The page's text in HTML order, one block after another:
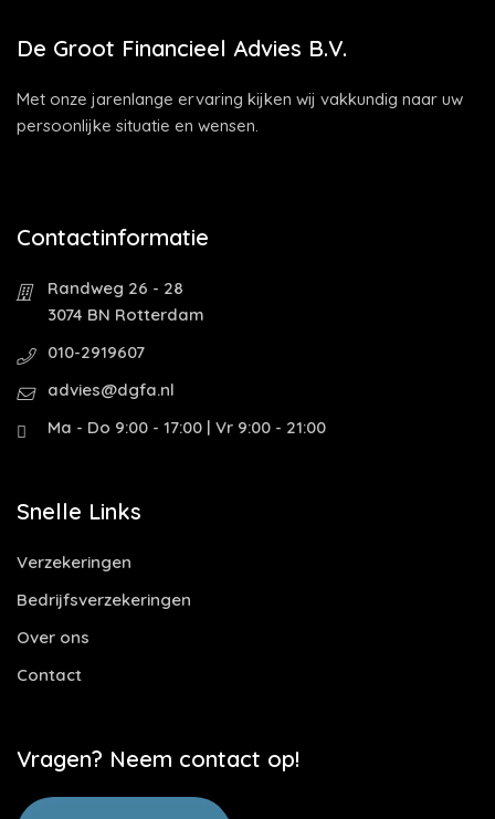
De Groot Financieel Advies B.V.
Met onze jarenlange ervaring kijken wij vakkundig naar uw
persoonlijke situatie en wensen.
Contactinformatie
Randweg 26 - 28
3074 BN Rotterdam
010-2919607
advies@dgfa.nl
Ma - Do 9:00 - 17:00 | Vr 9:00 - 21:00
Snelle Links
Verzekeringen
Bedrijfsverzekeringen
Over ons
Contact
Vragen? Neem contact op!